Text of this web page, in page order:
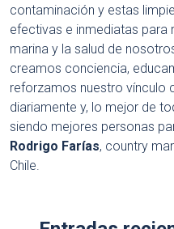
contaminación y estas
efectivas e inmediatas para
marina y la salud de
creamos conciencia,
reforzamos nuestro vínculo
diariamente y, lo mejor de
siendo mejores personas
Rodrigo Farías, country
Chile.